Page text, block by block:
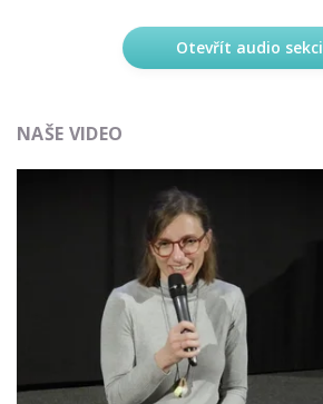
Otevřít audio sekci
NAŠE VIDEO